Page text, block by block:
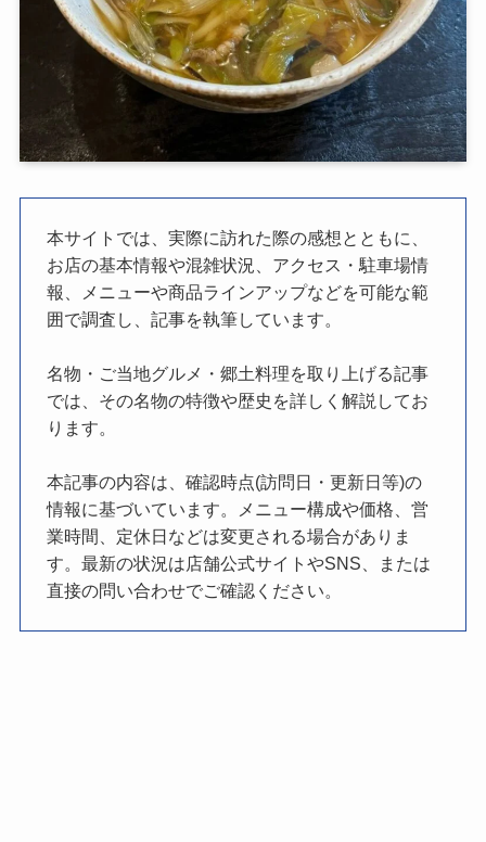
本サイトでは、実際に訪れた際の感想とともに、
お店の基本情報や混雑状況、アクセス・駐車場情
報、メニューや商品ラインアップなどを可能な範
囲で調査し、記事を執筆しています。
名物・ご当地グルメ・郷土料理を取り上げる記事
では、その名物の特徴や歴史を詳しく解説してお
ります。
本記事の内容は、確認時点(訪問日・更新日等)の
情報に基づいています。メニュー構成や価格、営
業時間、定休日などは変更される場合がありま
す。最新の状況は店舗公式サイトやSNS、または
直接の問い合わせでご確認ください。